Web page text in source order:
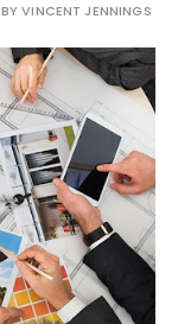
BYVINCENT JENNINGS